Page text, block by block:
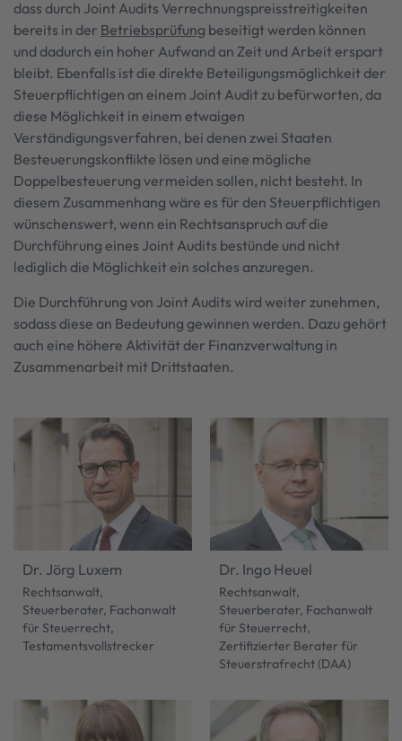
dass durch Joint Audits Verrechnungspreisstreitigkeiten
bereits in der Betriebsprüfung beseitigt werden können
und dadurch ein hoher Aufwand an Zeit und Arbeit erspart
bleibt. Ebenfalls ist die direkte Beteiligungsmöglichkeit der
Steuerpflichtigen an einem Joint Audit zu befürworten, da
diese Möglichkeit in einem etwaigen
Verständigungsverfahren, bei denen zwei Staaten
Besteuerungskonflikte lösen und eine mögliche
Doppelbesteuerung vermeiden sollen, nicht besteht. In
diesem Zusammenhang wäre es für den Steuerpflichtigen
wünschenswert, wenn ein Rechtsanspruch auf die
Durchführung eines Joint Audits bestünde und nicht
lediglich die Möglichkeit ein solches anzuregen.
Die Durchführung von Joint Audits wird weiter zunehmen,
sodass diese an Bedeutung gewinnen werden. Dazu gehört
auch eine höhere Aktivität der Finanzverwaltung in
Zusammenarbeit mit Drittstaaten.
Dr. Jörg Luxem
Rechtsanwalt,
Steuerberater, Fachanwalt
für Steuerrecht,
Testamentsvollstrecker
Dr. Ingo Heuel
Rechtsanwalt,
Steuerberater, Fachanwalt
für Steuerrecht,
Zertifizierter Berater für
Steuerstrafrecht (DAA)